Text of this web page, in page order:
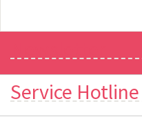
Service Hotline